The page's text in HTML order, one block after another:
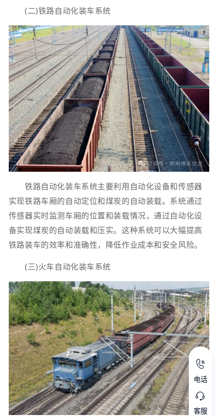
(二)铁路自动化装车系统
铁路自动化装车系统主要利用自动化设备和传感器
实现铁路车厢的自动定位和煤炭的自动装载。系统通过
传感器实时监测车厢的位置和装载情况，通过自动化设
备实现煤炭的自动装载和压实。这种系统可以大幅提高
铁路装车的效率和准确性，降低作业成本和安全风险。
(三)火车自动化装车系统
电话
客服